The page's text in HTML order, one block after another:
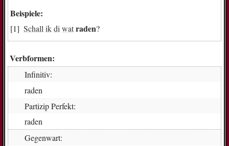
Beispiele:
Schall ikdi watraden?
Verbformen:
Infinitiv:
ra­den
Partizip Perfekt:
ra­den
Gegenwart: